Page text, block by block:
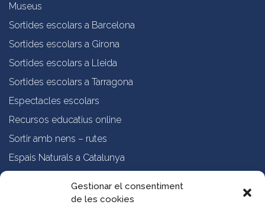
Gestionar el consentiment
de les cookies
Museus
Sortides escolars a Barcelona
Sortides escolars a Girona
Sortides escolars a Lleida
Sortides escolars a Tarragona
Espectacles escolars
Recursos educatius online
Sortir amb nens – rutes
Espais Naturals a Catalunya